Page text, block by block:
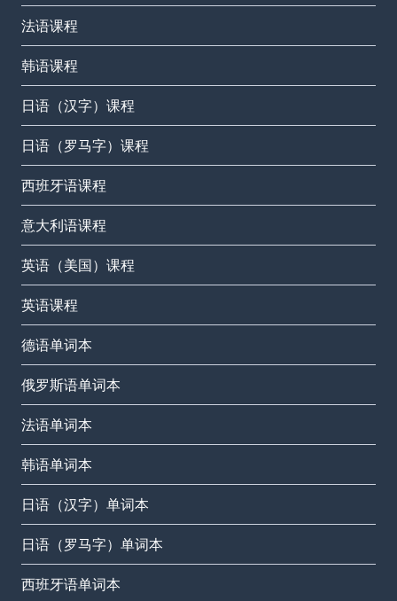
法语课程
韩语课程
日语（汉字）课程
日语（罗马字）课程
西班牙语课程
意大利语课程
英语（美国）课程
英语课程
德语单词本
俄罗斯语单词本
法语单词本
韩语单词本
日语（汉字）单词本
日语（罗马字）单词本
西班牙语单词本